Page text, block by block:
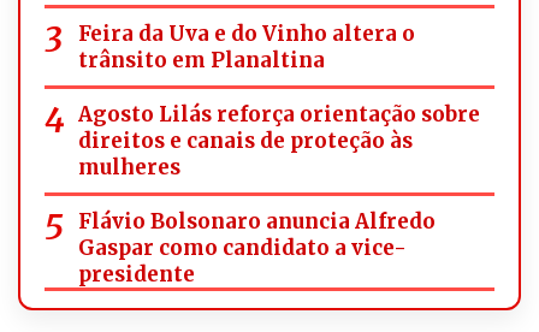
Feira da Uva e do Vinho altera o
trânsito em Planaltina
Agosto Lilás reforça orientação sobre
direitos e canais de proteção às
mulheres
Flávio Bolsonaro anuncia Alfredo
Gaspar como candidato a vice-
presidente